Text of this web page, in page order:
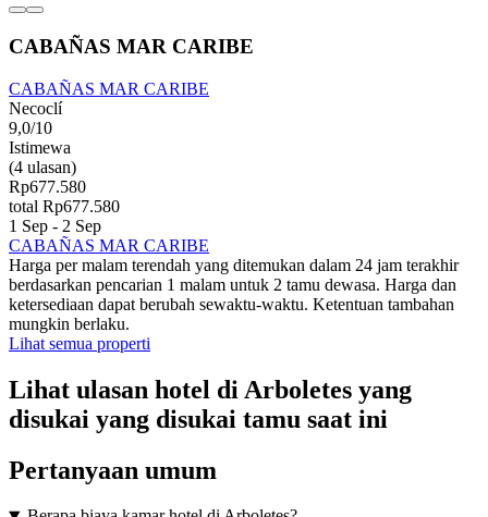
CABAÑAS MAR CARIBE
CABAÑAS MAR CARIBE
Necoclí
9,0/10
Istimewa
(4 ulasan)
Rp677.580
total Rp677.580
1 Sep - 2 Sep
CABAÑAS MAR CARIBE
Harga per malam terendah yang ditemukan dalam 24 jam terakhir
berdasarkan pencarian 1 malam untuk 2 tamu dewasa. Harga dan
ketersediaan dapat berubah sewaktu-waktu. Ketentuan tambahan
mungkin berlaku.
Lihat semua properti
Lihat ulasan hotel di Arboletes yang
disukai yang disukai tamu saat ini
Pertanyaan umum